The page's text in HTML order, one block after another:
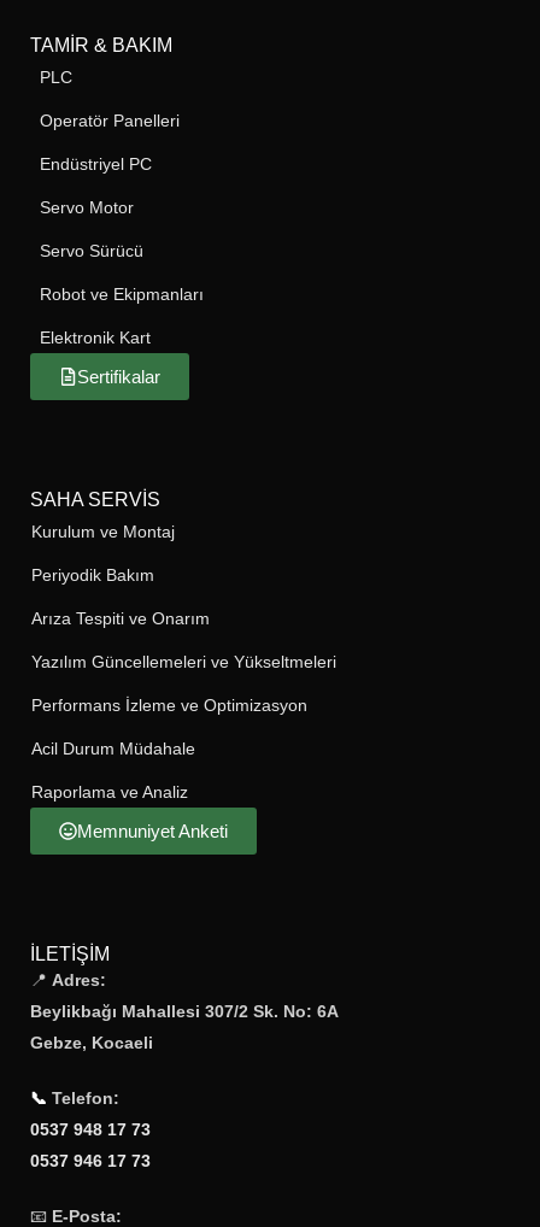
TAMIR & BAKIM
PLC
Operatör Panelleri
Endüstriyel PC
Servo Motor
Servo Sürücü
Robot ve Ekipmanları
Elektronik Kart
Sertifikalar
SAHA SERVIS
Kurulum ve Montaj
Periyodik Bakım
Arıza Tespiti ve Onarım
Yazılım Güncellemeleri ve Yükseltmeleri
Performans İzleme ve Optimizasyon
Acil Durum Müdahale
Raporlama ve Analiz
Memnuniyet Anketi
İLETIŞIM
📍 Adres:
Beylikbağı Mahallesi 307/2 Sk. No: 6A
Gebze, Kocaeli
📞 Telefon:
0537 948 17 73
0537 946 17 73
📧 E-Posta: